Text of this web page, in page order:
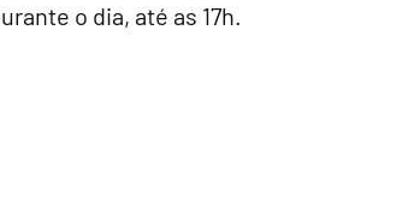
o dia, até as 17h.